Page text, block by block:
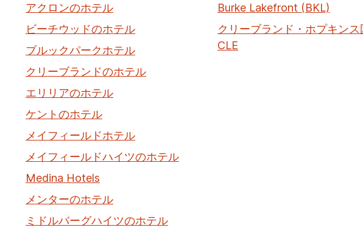
アクロンのホテル
ビーチウッドのホテル
ブルックパークホテル
クリーブランドのホテル
エリリアのホテル
ケントのホテル
メイフィールドホテル
メイフィールドハイツのホテル
Medina Hotels
メンターのホテル
ミドルバーグハイツのホテル
Burke Lakefront (BKL)
クリーブランド・ホプキンス
CLE